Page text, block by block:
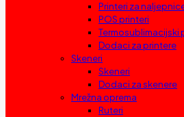
Printeri za
POS printeri
Termosublimacijski
Dodaci za printere
Skeneri
Skeneri
Dodaci za skenere
Mrežna oprema
Ruteri